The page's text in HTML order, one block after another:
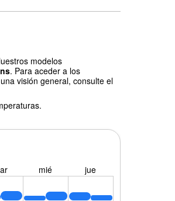
modelos
. Para aceder a los
visión general, consulte el